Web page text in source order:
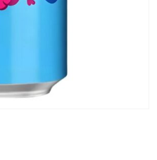
AREE